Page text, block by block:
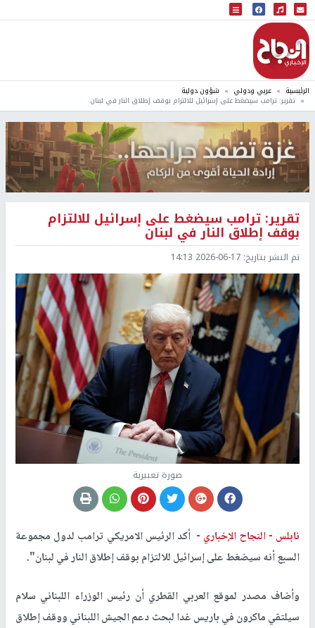
البث المباشر
إذاعة النجاح
الرئيسية عربي ودولي شؤون دولية
تقرير: ترامب سيضغط على إسرائيل للالتزام بوقف إطلاق النار في لبنان
تقرير: ترامب سيضغط على إسرائيل للالتزام
بوقف إطلاق النار في لبنان
تم النشر بتاريخ: 2026-06-17 14:13
صورة تعبيرية
نابلس -النجاح الإخباري - أكد الرئيس الامريكي ترامب لدول مجموعة
السبع أنه سيضغط على إسرائيل للالتزام بوقف إطلاق النار في لبنان".
وأضاف مصدر لموقع العربي القطري أن رئيس الوزراء اللبناني سلام
سيلتقي ماكرون في باريس غدا لبحث دعم الجيش اللبناني ووقف إطلاق